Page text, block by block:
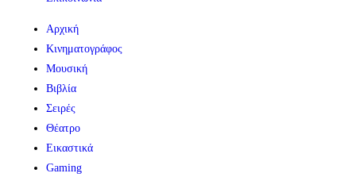
Αρχική
Κινηματογράφος
Μουσική
Βιβλία
Σειρές
Θέατρο
Εικαστικά
Gaming